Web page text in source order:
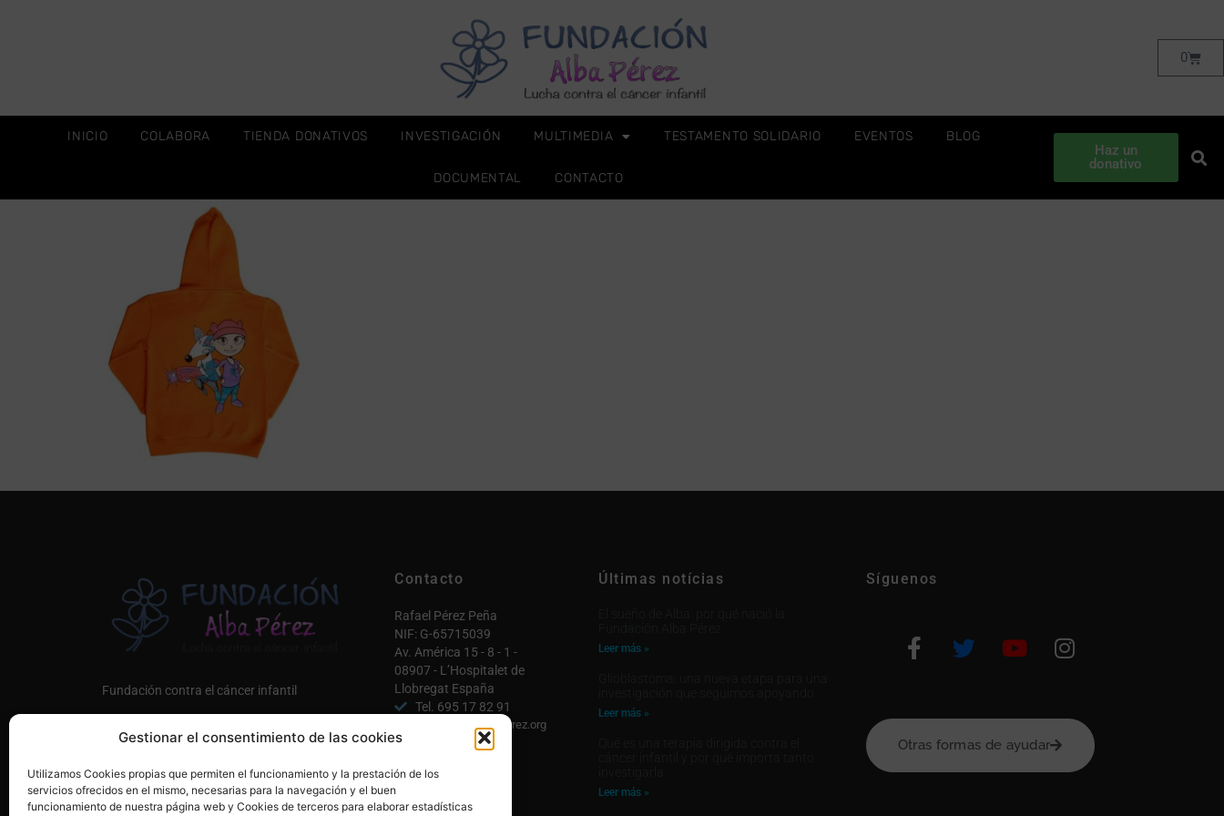
Gestionar el consentimiento de las cookies
Utilizamos Cookies propias que permiten el funcionamiento y la prestación de los
servicios ofrecidos en el mismo, necesarias para la navegación y el buen
funcionamiento de nuestra página web y Cookies de terceros para elaborar estadísticas
0
INICIO COLABORA TIENDA DONATIVOS INVESTIGACIÓN MULTIMEDIA TESTAMENTO SOLIDARIO EVENTOS BLOG
DOCUMENTAL CONTACTO
Haz un
donativo
Fundación contra el cáncer infantil
Contacto
Rafael Pérez Peña
NIF: G-65715039
Av. América 15 - 8 - 1 -
08907 - L’Hospitalet de
Llobregat España
Tel. 695 17 82 91
info@fundacionalbaperez.org
Contactar
Mi cuenta
Últimas notícias
Leer más »
Leer más »
Leer más »
Síguenos
Otras formas de ayudar